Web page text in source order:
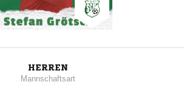
HERREN
Mannschaftsart